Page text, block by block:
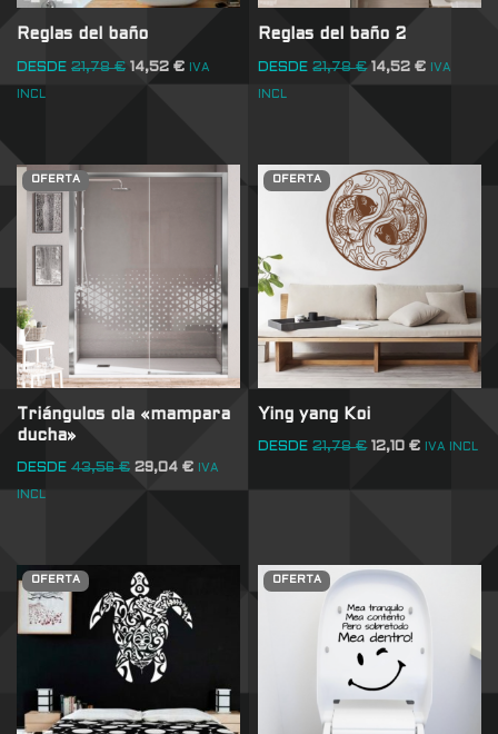
Reglas del baño
DESDE 21,78€ 14,52 € IVA
INCL
Reglas del baño 2
DESDE 21,78€ 14,52€ IVA
INCL
OFERTA
Triángulos ola «mampara
ducha»
DESDE 43,56€ 29,04 € IVA
INCL
OFERTA
Ying yang Koi
DESDE 21,78€ 12,10€ IVA INCL
OFERTA OFERTA